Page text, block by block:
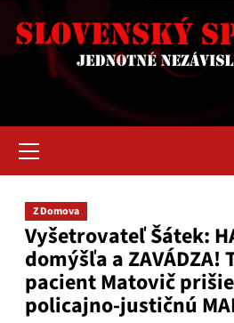
Menu
Z Domova
Vyšetrovateľ Šátek:
domýšľa a ZAVÁDZA!
pacient Matovič
policajno-justičnú